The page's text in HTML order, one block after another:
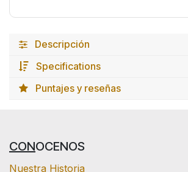
Descripción
Specifications
Puntajes y reseñas
CONOCENOS
Nuestra Historia